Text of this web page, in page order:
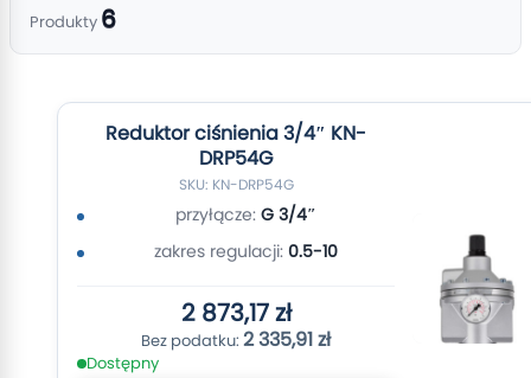
Produkty 6
Reduktor ciśnienia 3/4″ KN-
DRP54G
SKU: KN-DRP54G
przyłącze: G 3/4″
zakres regulacji: 0.5-10
2 873,17 zł
2 335,91 zł
Dostępny